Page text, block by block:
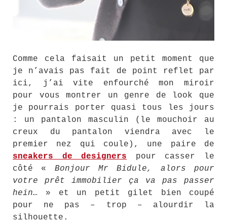
Comme cela faisait un petit moment que
je n’avais pas fait de point reflet par
ici, j’ai vite enfourché mon miroir
pour vous montrer un genre de look que
je pourrais porter quasi tous les jours
: un pantalon masculin (le mouchoir au
creux du pantalon viendra avec le
premier nez qui coule), une paire de
sneakers de designers pour casser le
côté « Bonjour Mr Bidule, alors pour
votre prêt immobilier ça va pas passer
hein… » et un petit gilet bien coupé
pour ne pas – trop – alourdir la
silhouette.